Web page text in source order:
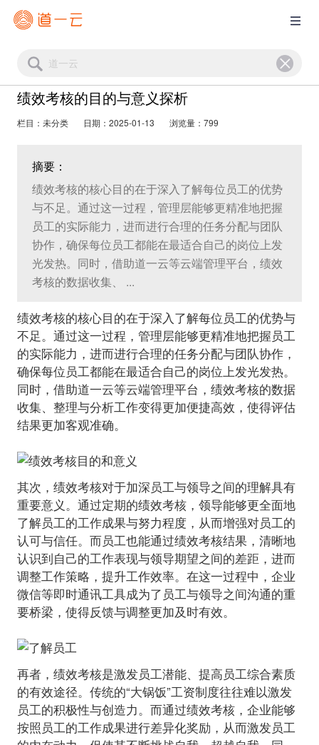
绩效考核的目的与意义探析
栏目：未分类 日期：2025-01-13 浏览量：799
摘要：
绩效考核的核心目的在于深入了解每位员工的优势
与不足。通过这一过程，管理层能够更精准地把握
员工的实际能力，进而进行合理的任务分配与团队
协作，确保每位员工都能在最适合自己的岗位上发
光发热。同时，借助道一云等云端管理平台，绩效
考核的数据收集、 ...
绩效考核的核心目的在于深入了解每位员工的优势与
不足。通过这一过程，管理层能够更精准地把握员工
的实际能力，进而进行合理的任务分配与团队协作，
确保每位员工都能在最适合自己的岗位上发光发热。
同时，借助道一云等云端管理平台，绩效考核的数据
收集、整理与分析工作变得更加便捷高效，使得评估
结果更加客观准确。
其次，绩效考核对于加深员工与领导之间的理解具有
重要意义。通过定期的绩效考核，领导能够更全面地
了解员工的工作成果与努力程度，从而增强对员工的
认可与信任。而员工也能通过绩效考核结果，清晰地
认识到自己的工作表现与领导期望之间的差距，进而
调整工作策略，提升工作效率。在这一过程中，企业
微信等即时通讯工具成为了员工与领导之间沟通的重
要桥梁，使得反馈与调整更加及时有效。
再者，绩效考核是激发员工潜能、提高员工综合素质
的有效途径。传统的“大锅饭”工资制度往往难以激发
员工的积极性与创造力。而通过绩效考核，企业能够
按照员工的工作成果进行差异化奖励，从而激发员工